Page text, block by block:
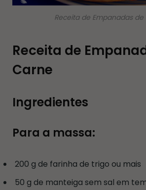
Receita de Empanadas
Receita de
Carne
Ingredientes
Para a massa:
200 g de farinha de trigo ou mais
50 g de manteiga sem sal em